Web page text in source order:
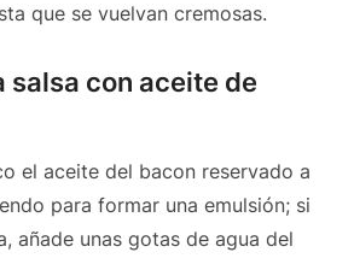
que se vuelvan cremosas.
salsa con aceite de
el aceite del bacon reservado a
para formar una emulsión; si
añade unas gotas de agua del